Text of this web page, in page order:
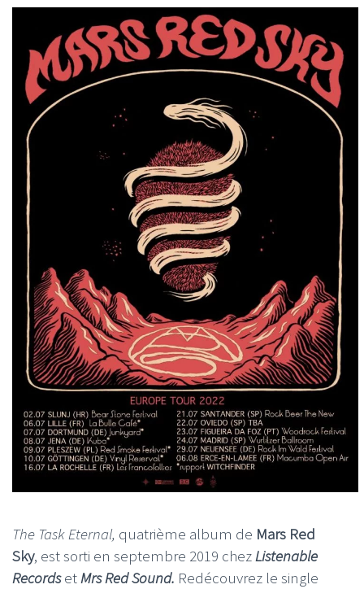
The Task Eternal, quatrième album de Mars Red
Sky, est sorti en septembre 2019 chezListenable
RecordsetMrs Red Sound. Redécouvrez le single